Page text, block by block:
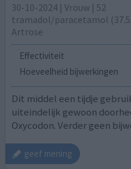
30-10-2024 | Vrouw | 52
tramadol/paracetamol
Artrose
Effectiviteit
Hoeveelheid bijwerkingen
Dit middel een tijdje
uiteindelijk gewoon
Oxycodon. Verder geen
geef mening